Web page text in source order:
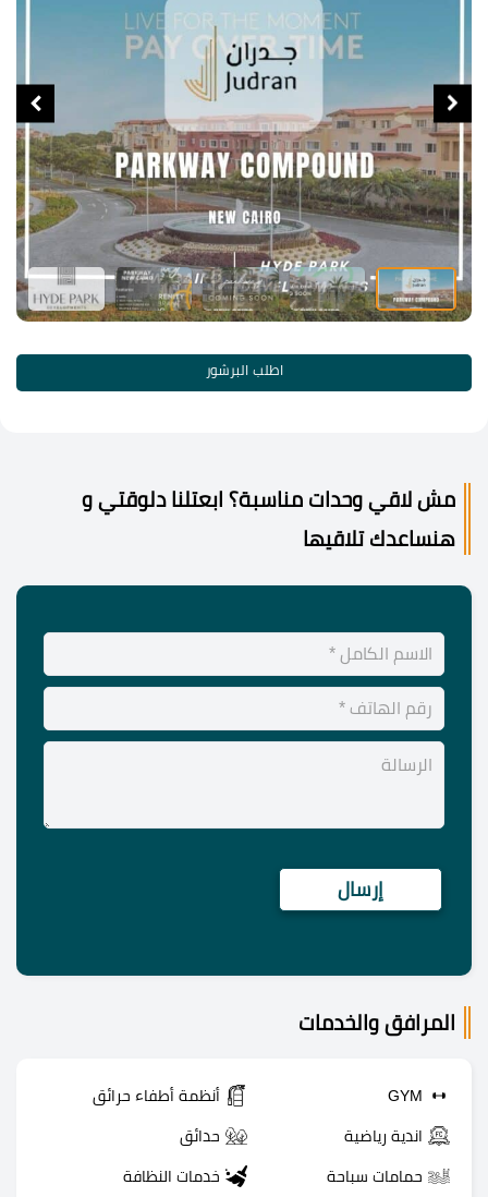
اطلب البرشور
مش لاقي وحدات مناسبة؟ ابعتلنا دلوقتي و
هنساعدك تلاقيها
المرافق والخدمات
GYM أنظمة أطفاء حرائق
اندية رياضية حدائق
حمامات سباحة خدمات النظافة